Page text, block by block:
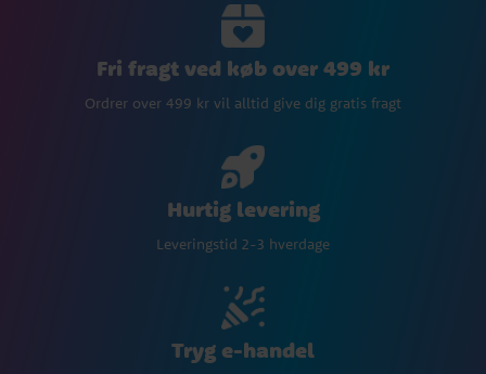
Fri fragt ved køb over 499 kr
Ordrer over 499 kr vil alltid give dig gratis fragt
Hurtig levering
Leveringstid 2-3 hverdage
Tryg e-handel